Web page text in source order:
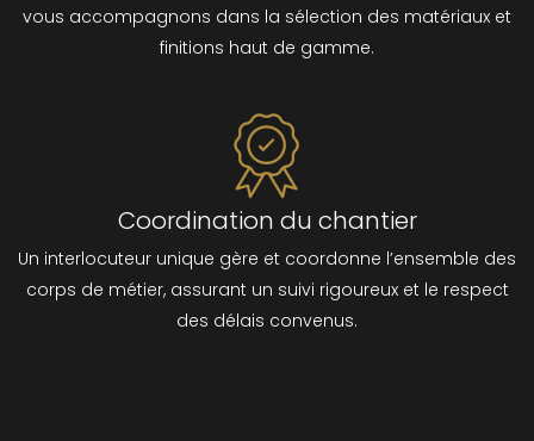
vous accompagnons dans la sélection des matériaux et
finitions haut de gamme.
Coordination du chantier
Un interlocuteur unique gère et coordonne l’ensemble des
corps de métier, assurant un suivi rigoureux et le respect
des délais convenus.